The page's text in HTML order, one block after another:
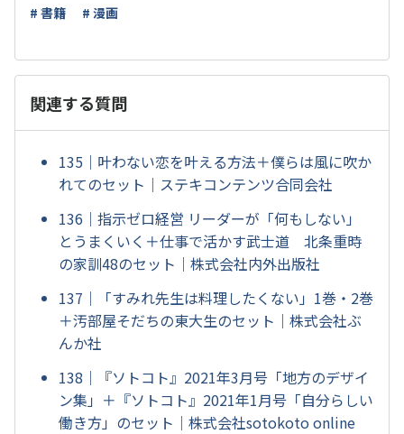
# 書籍 # 漫画
関連する質問
135｜叶わない恋を叶える方法＋僕らは風に吹か
れてのセット｜ステキコンテンツ合同会社
136｜指示ゼロ経営 リーダーが「何もしない」
とうまくいく＋仕事で活かす武士道 北条重時
の家訓48のセット｜株式会社内外出版社
137｜「すみれ先生は料理したくない」1巻・2巻
＋汚部屋そだちの東大生のセット｜株式会社ぶ
んか社
138｜『ソトコト』2021年3月号「地方のデザイ
ン集」＋『ソトコト』2021年1月号「自分らしい
働き方」のセット｜株式会社sotokoto online